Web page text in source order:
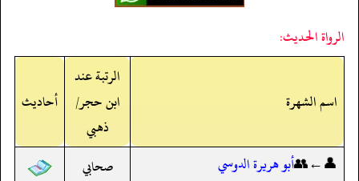
الرواة الحديث:
اسم الشهرة
الرتبة عند
ابن حجر/
ذهبي
أحاديث
👤←👥أبو هريرة الدوسي
صحابي